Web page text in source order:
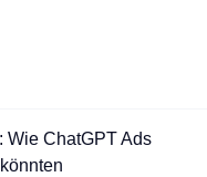
Wie ChatGPT Ads